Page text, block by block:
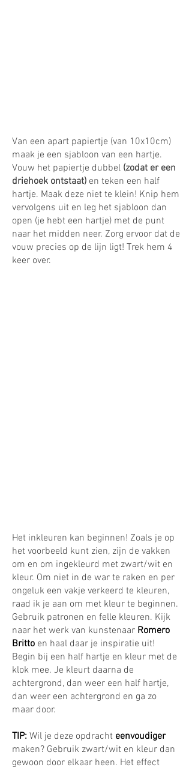
Van een apart papiertje (van 10x10cm)
maak je een sjabloon van een hartje.
Vouw het papiertje dubbel (zodat er een
driehoek ontstaat) en teken een half
hartje. Maak deze niet te klein! Knip hem
vervolgens uit en leg het sjabloon dan
open (je hebt een hartje) met de punt
naar het midden neer. Zorg ervoor dat de
vouw precies op de lijn ligt! Trek hem 4
keer over.
​Het inkleuren kan beginnen! Zoals je op
het voorbeeld kunt zien, zijn de vakken
om en om ingekleurd met zwart/wit en
kleur. Om niet in de war te raken en per
ongeluk een vakje verkeerd te kleuren,
raad ik je aan om met kleur te beginnen.
Gebruik patronen en felle kleuren. Kijk
naar het werk van kunstenaar Romero
Britto en haal daar je inspiratie uit!
Begin bij een half hartje en kleur met de
klok mee. Je kleurt daarna de
achtergrond, dan weer een half hartje,
dan weer een achtergrond en ga zo
maar door.
TIP: Wil je deze opdracht eenvoudiger
maken? Gebruik zwart/wit en kleur dan
gewoon door elkaar heen. Het effect